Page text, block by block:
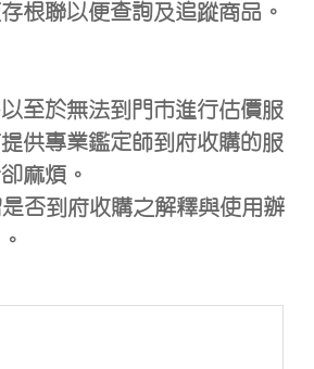
根聯以便查詢及追蹤商品。
至於無法到門市進行估價服
供專業鑑定師到府收購的服
麻煩。
否到府收購之解釋與使用辦